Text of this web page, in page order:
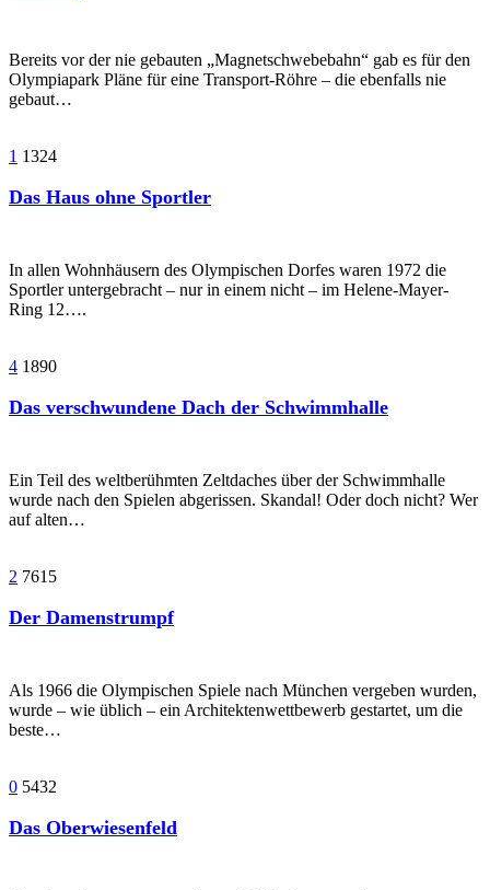
Bereits vor der nie gebauten „Magnetschwebebahn“ gab es für den
Olympiapark Pläne für eine Transport-Röhre – die ebenfalls nie
gebaut…
1 1324
Das Haus ohne Sportler
In allen Wohnhäusern des Olympischen Dorfes waren 1972 die
Sportler untergebracht – nur in einem nicht – im Helene-Mayer-
Ring 12….
4 1890
Das verschwundene Dach der Schwimmhalle
Ein Teil des weltberühmten Zeltdaches über der Schwimmhalle
wurde nach den Spielen abgerissen. Skandal! Oder doch nicht? Wer
auf alten…
2 7615
Der Damenstrumpf
Als 1966 die Olympischen Spiele nach München vergeben wurden,
wurde – wie üblich – ein Architektenwettbewerb gestartet, um die
beste…
0 5432
Das Oberwiesenfeld